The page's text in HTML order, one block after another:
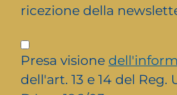
ricezione della
Privacy
*
Presa visione
dell'art. 13 e 14 del Reg.